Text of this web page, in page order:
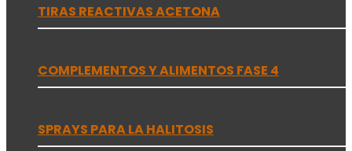
TIRAS REACTIVAS ACETONA
COMPLEMENTOS Y ALIMENTOS FASE 4
SPRAYS PARA LA HALITOSIS